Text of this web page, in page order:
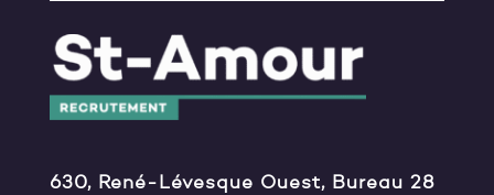
630, René-Lévesque Ouest, Bureau 28